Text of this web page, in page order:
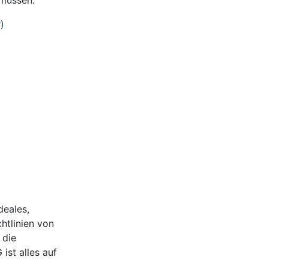
von
die
ist alles auf